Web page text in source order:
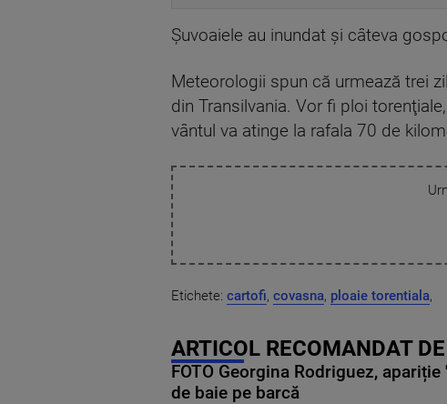
Șuvoaiele au inundat și câteva
Meteorologii spun că urmează trei
din Transilvania. Vor fi ploi
vântul va atinge la rafala 70 de
Etichete: cartofi, covasna, ploaie torentiala,
ARTICOL RECOMANDAT
FOTO Georgina Rodriguez,
de baie pe barcă